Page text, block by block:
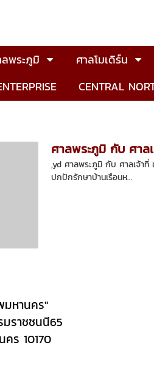
พระภูมิ ศาลโมเดิร์น
CENTRAL
ศาลพระภูมิ กับ ศาล
,yd ศาลพระภูมิ กับ ศาลเจ้าที่
ปกปักรักษาบ้านเรือนห...
เทพมหานคร"
ราชชนนี65
ร 10170